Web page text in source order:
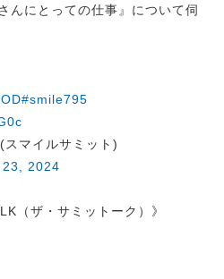
んにとっての仕事』について伺
#smile795
マイルサミット)
2024
（ザ・サミットーク）》